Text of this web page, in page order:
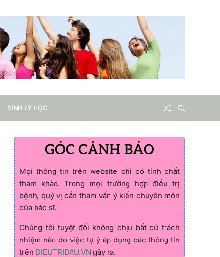
SINH LÝ HỌC
GÓC CẢNH BÁO
Mọi thông tin trên website chỉ có tính chất
tham khảo. Trong mọi trường hợp điều trị
bệnh, quý vị cần tham vấn ý kiến chuyên môn
của bác sĩ.
Chúng tôi tuyệt đối không chịu bất cứ trách
nhiệm nào do việc tự ý áp dụng các thông tin
trên DIEUTRIDAU.VN gây ra.